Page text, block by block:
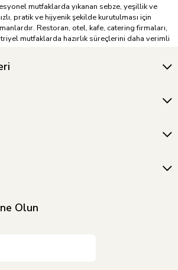
mutfaklarda yıkanan sebze, yeşillik ve
pratik ve hijyenik şekilde kurutulması için
Restoran, otel, kafe, catering firmaları,
mutfaklarda hazırlık süreçlerini daha verimli
nane, kıvırcık, ıspanak ve benzeri
uzaklaştırılması, sosların sebzelere daha
kullanım özellikleri ve profesyonel mutfak
sayesinde sebze kurutucular yoğun
Olun